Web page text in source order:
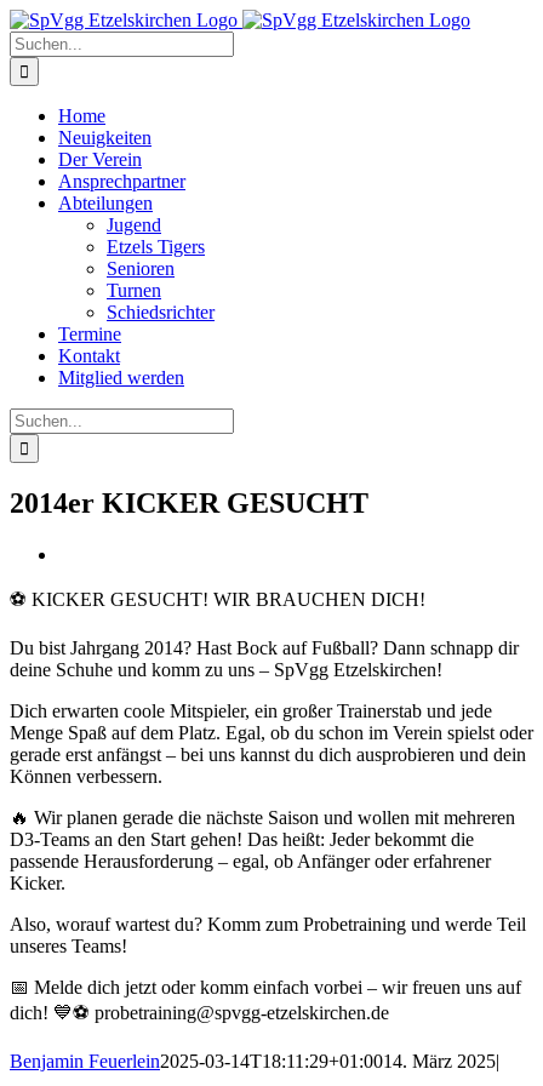
Zum
Inhalt
springen
Suche
nach:
Home
Neuigkeiten
Der Verein
Ansprechpartner
Abteilungen
Jugend
Etzels Tigers
Senioren
Turnen
Schiedsrichter
Termine
Kontakt
Mitglied werden
Suche
nach:
2014er KICKER GESUCHT
Bild
⚽️ KICKER GESUCHT! WIR BRAUCHEN DICH!
Du bist Jahrgang 2014? Hast Bock auf Fußball? Dann schnapp dir
deine Schuhe und komm zu uns – SpVgg Etzelskirchen!
Dich erwarten coole Mitspieler, ein großer Trainerstab und jede
Menge Spaß auf dem Platz. Egal, ob du schon im Verein spielst oder
gerade erst anfängst – bei uns kannst du dich ausprobieren und dein
Können verbessern.
🔥 Wir planen gerade die nächste Saison und wollen mit mehreren
D3-Teams an den Start gehen! Das heißt: Jeder bekommt die
passende Herausforderung – egal, ob Anfänger oder erfahrener
Kicker.
Also, worauf wartest du? Komm zum Probetraining und werde Teil
unseres Teams!
📅 Melde dich jetzt oder komm einfach vorbei – wir freuen uns auf
dich! 💙⚽ probetraining@spvgg-etzelskirchen.de
Benjamin Feuerlein2025-03-14T18:11:29+01:0014. März 2025|